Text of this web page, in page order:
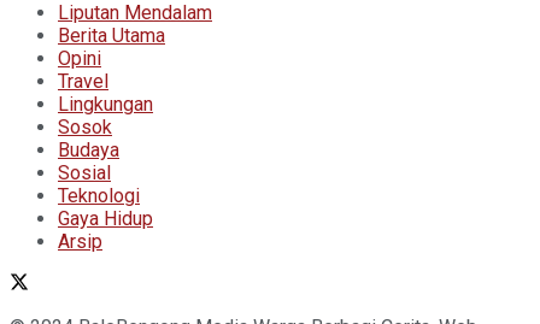
Liputan Mendalam
Berita Utama
Opini
Travel
Lingkungan
Sosok
Budaya
Sosial
Teknologi
Gaya Hidup
Arsip